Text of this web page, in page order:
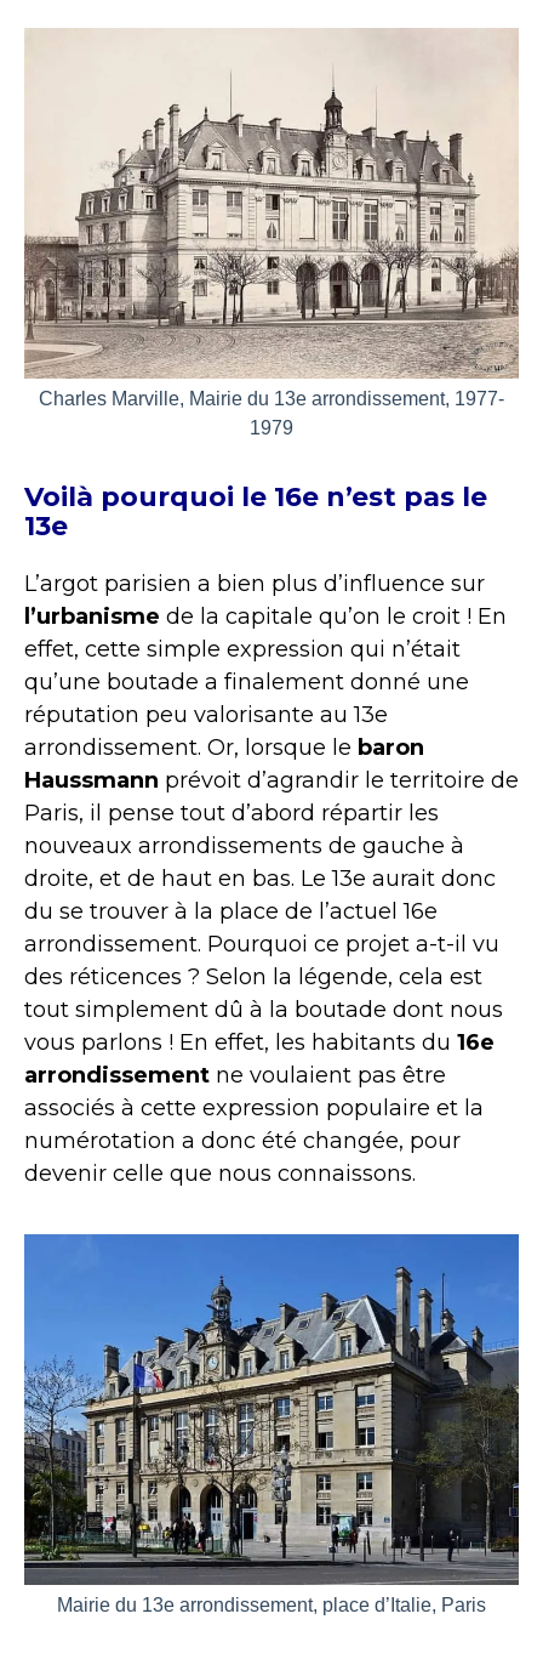
Charles Marville, Mairie du 13e arrondissement, 1977-
1979
Voilà pourquoi le 16e n’est pas le
13e
L’argot parisien a bien plus d’influence sur
l’urbanisme de la capitale qu’on le croit ! En
effet, cette simple expression qui n’était
qu’une boutade a finalement donné une
réputation peu valorisante au 13e
arrondissement. Or, lorsque le baron
Haussmann prévoit d’agrandir le territoire de
Paris, il pense tout d’abord répartir les
nouveaux arrondissements de gauche à
droite, et de haut en bas. Le 13e aurait donc
du se trouver à la place de l’actuel 16e
arrondissement. Pourquoi ce projet a-t-il vu
des réticences ? Selon la légende, cela est
tout simplement dû à la boutade dont nous
vous parlons ! En effet, les habitants du 16e
arrondissement ne voulaient pas être
associés à cette expression populaire et la
numérotation a donc été changée, pour
devenir celle que nous connaissons.
Mairie du 13e arrondissement, place d’Italie, Paris